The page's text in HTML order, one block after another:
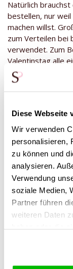
Diese Webseite
Wir verwenden
personalisieren,
zu können und
analysieren.
Verwendung
soziale Medien,
Partner führen
weiteren Daten
Natürlich
bestellen, nur
machen willst.
zum Verteilen bei
verwendet. Zum
Valentinstag alle
einem
vielleicht besser,
einergroßen
Business-Seite.
Wir können sie
das möchtest.
empfehlenswert.
Papier) ein und
wird die Rose
nicht, wenn
nehmen. Wir
Rose auch